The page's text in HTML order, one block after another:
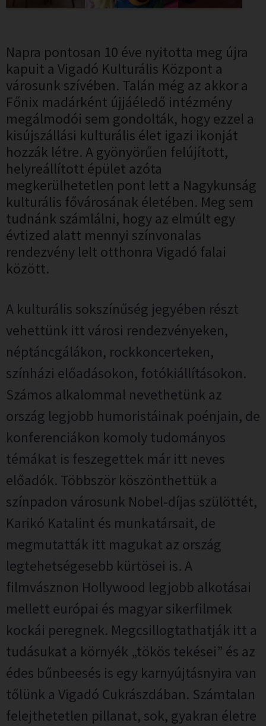
Napra pontosan 10 éve nyitotta meg újra
kapuit a Vigadó Kulturális Központ a
városunk szívében. Talán még az akkor a
Főnix madárként újjáéledő intézmény
megálmodói sem gondolták, hogy ezzel a
kisújszállási kulturális élet igazi ikonját
hozzák létre. A gyönyörűen felújított,
helyreállított épület azóta
megkerülhetetlen pont lett a Nagykunság
kulturális fővárosának életében. Meg sem
tudnánk számlálni, hogy az elmúlt egy
évtized alatt mennyi színvonalas
rendezvény lelt otthonra Vigadó falai
között.
A kulturális sokszínűség jegyében részt
vehettünk itt városi rendezvényeken,
néptáncgálákon, rockkoncerteken,
színházi előadásokon, fotókiállításokon.
Számos alkalommal nevethetünk az
ország legjobb humoristáinak poénjain, de
konferenciákon komoly tudományos
témákat is feszegettek már itt neves
előadók. Többször köszönthettük a
színpadon városunk Nobel-díjas szülöttét,
Karikó Katalint és munkatársait, de
megmutatták itt magukat az ország
legtehetségesebb kürtösei is. A
filmvásznon Hollywood legjobb alkotásai
mellett európai és magyar sikerfilmek
kockái peregnek. Megcsillogtathatják itt a
tudásukat a környék „tökös tekései” és az
édes bűnbeesés is egy karnyújtásnyira van
tőlünk a Vigadó Cukrászdában. Számtalan
felejthetetlen pillanat, sok, gyakran életre